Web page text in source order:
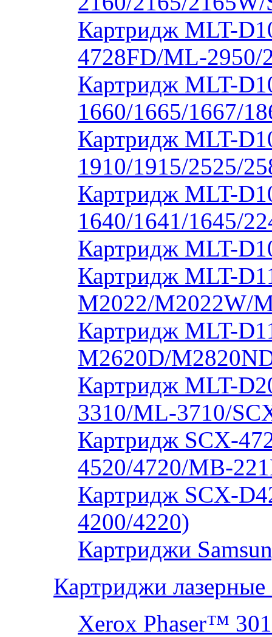
Картридж MLT-
4728FD/ML-2950/
Картридж MLT-
1660/1665/1667/
Картридж MLT-
1910/1915/2525/
Картридж MLT-
1640/1641/1645/
Картридж MLT-
Картридж MLT-
M2022/M2022W/
Картридж MLT-
M2620D/
Картридж MLT-
3310/ML-3710/
Картридж SCX-
4520/4720/MB-
Картридж SCX-
4200/4220)
Картриджи
Картриджи
Xerox Phaser™